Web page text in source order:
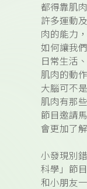
都得靠肌
許多運動
肉的能力
如何讓我
日常生活
肌肉的動
大腦可不
肌肉有那
節目邀請
會更加了
小發現別
科學」節
和小朋友